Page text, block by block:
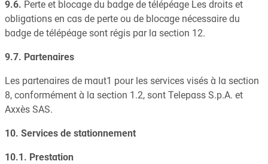
9.6. Perte et blocage du badge de télépéage Les droits et
obligations en cas de perte ou de blocage nécessaire du
badge de télépéage sont régis par la section 12.
9.7. Partenaires
Les partenaires de maut1 pour les services visés à la section
8, conformément à la section 1.2, sont Telepass S.p.A. et
Axxès SAS.
10. Services de stationnement
10.1. Prestation